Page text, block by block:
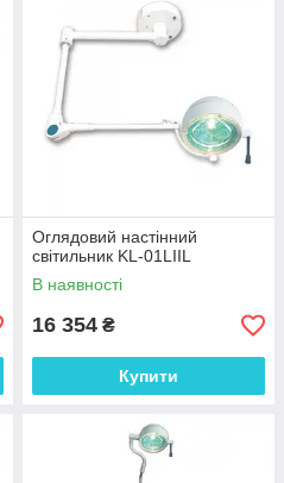
Оглядовий настінний
світильник KL-01LIIL
В наявності
16 354 ₴
Купити